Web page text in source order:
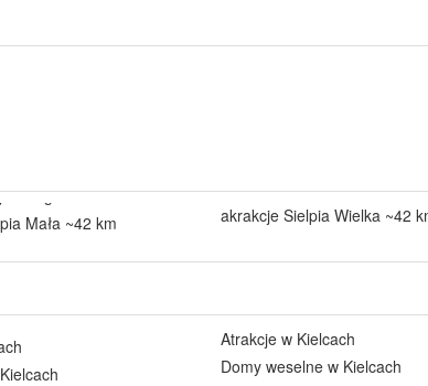
Mała ~42 km akrakcje Sielpia Wielka ~42
Atrakcje w Kielcach
Domy weselne w Kielcach